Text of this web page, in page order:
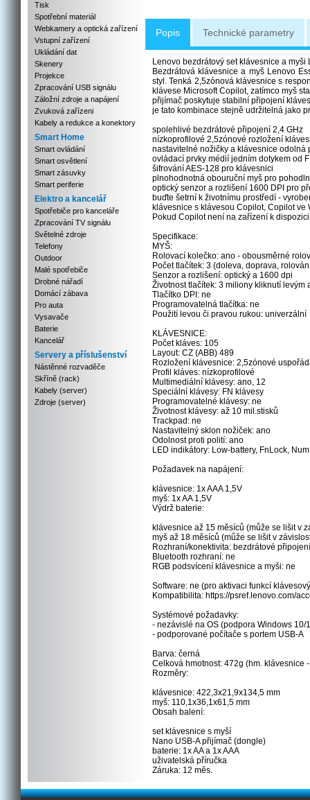
Tisk
Spotřební materiál
Webkamery a optická zařízení
Vstupní zařízení
Ukládání dat
Skenery
Projekce
Zpracování USB signálu
Záložní zdroje a napájení
Zvuková zařízeni
Kabely a redukce a konektory
Smart Home
Smart ovládání
Smart osvětlení
Smart zásuvky
Smart periferie
Elektro a kancelář
Spotřebiče pro kanceláře
Zpracování TV signálu
Světelné zdroje
Telefony
Outdoor
Malé spotřebiče
Drobné nářadí
Domácí zábava
Pro auta
Vysavače
Baterie
Kancelář
Servery a příslušenství
Nástěnné rozvaděče
Skříně (rack)
Kabely (server)
Zdroje (server)
Popis Technické parametry
Lenovo bezdrátový set klávesnice a
Bezdrátová klávesnice a myš Lenovo
styl. Tenká 2,5zónová klávesnice s
klávese Microsoft Copilot, zatímco myš
přijímač poskytuje stabilní připojení
je tato kombinace stejně udržitelná jako
spolehlivé bezdrátové připojení 2,4 GHz
nízkoprofilové 2,5zónové rozložení
nastavitelné nožičky a klávesnice odolná
ovládací prvky médií jedním dotykem od
šifrování AES-128 pro klávesnici
plnohodnotná obouruční myš pro
optický senzor a rozlišení 1600 DPI pro
buďte šetrní k životnímu prostředí -
klávesnice s klávesou Copilot, Copilot
Pokud Copilot není na zařízení k
Specifikace:
MYŠ:
Rolovací kolečko: ano - obousměrné
Počet tlačítek: 3 (doleva, doprava,
Senzor a rozlišení: optický a 1600 dpi
Životnost tlačítek: 3 miliony kliknutí levým
Tlačítko DPI: ne
Programovatelná tlačítka: ne
Použití levou či pravou rukou: univerzální
KLÁVESNICE:
Počet kláves: 105
Layout: CZ (ABB) 489
Rozložení klávesnice: 2,5zónové
Profil kláves: nízkoprofilové
Multimediální klávesy: ano, 12
Speciální klávesy: FN klávesy
Programovatelné klávesy: ne
Životnost klávesy: až 10 mil.stisků
Trackpad: ne
Nastavitelný sklon nožiček: ano
Odolnost proti polití: ano
LED indikátory: Low-battery, FnLock,
Požadavek na napájení:
klávesnice: 1x AAA 1,5V
myš: 1x AA 1,5V
Výdrž baterie:
klávesnice až 15 měsíců (může se lišit v
myš až 18 měsíců (může se lišit v
Rozhraní/konektivita: bezdrátové
Bluetooth rozhraní: ne
RGB podsvícení klávesnice a myši: ne
Software: ne (pro aktivaci funkcí
Kompatibilita: https://psref.lenovo.com/
Systémové požadavky:
- nezávislé na OS (podpora Windows 10/
- podporované počítače s portem USB-A
Barva: černá
Celková hmotnost: 472g (hm. klávesnice
Rozměry:
klávesnice: 422,3x21,9x134,5 mm
myš: 110,1x36,1x61,5 mm
Obsah balení:
set klávesnice s myší
Nano USB-A přijímač (dongle)
baterie: 1x AA a 1x AAA
uživatelská příručka
Záruka: 12 měs.